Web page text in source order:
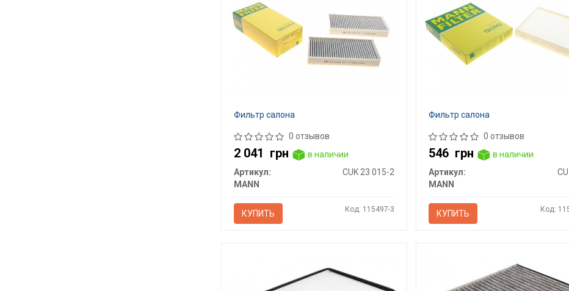
Фильтр салона
0 отзывов
2 041 грн
в наличии
Артикул:
CUK 23 015-2
MANN
КУПИТЬ Код: 115497-3
Фильтр салона
0 отзывов
546 грн
в наличии
Артикул:
MANN
КУПИТЬ Код: